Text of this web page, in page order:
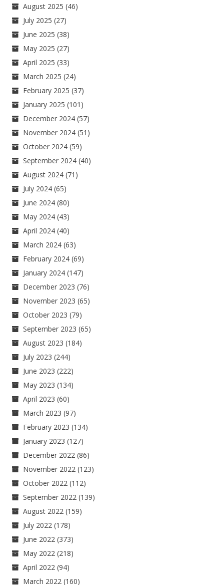
August 2025 (46)
July 2025 (27)
June 2025 (38)
May 2025 (27)
April 2025 (33)
March 2025 (24)
February 2025 (37)
January 2025 (101)
December 2024 (57)
November 2024 (51)
October 2024 (59)
September 2024 (40)
August 2024 (71)
July 2024 (65)
June 2024 (80)
May 2024 (43)
April 2024 (40)
March 2024 (63)
February 2024 (69)
January 2024 (147)
December 2023 (76)
November 2023 (65)
October 2023 (79)
September 2023 (65)
August 2023 (184)
July 2023 (244)
June 2023 (222)
May 2023 (134)
April 2023 (60)
March 2023 (97)
February 2023 (134)
January 2023 (127)
December 2022 (86)
November 2022 (123)
October 2022 (112)
September 2022 (139)
August 2022 (159)
July 2022 (178)
June 2022 (373)
May 2022 (218)
April 2022 (94)
March 2022 (160)